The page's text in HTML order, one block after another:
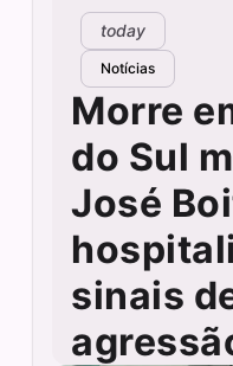
today
Notícias
Morre
do Sul
José
sinais